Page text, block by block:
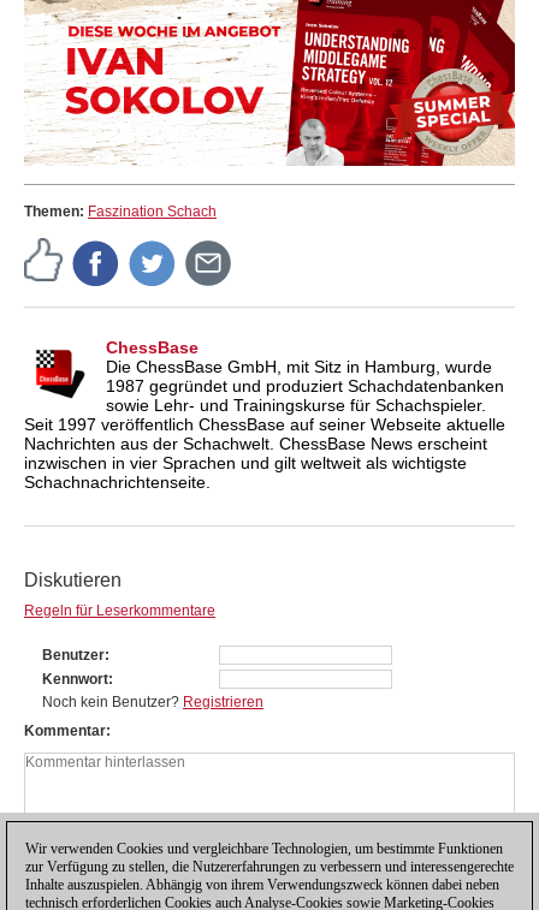
Themen: Faszination Schach
ChessBase
Die ChessBase GmbH, mit Sitz in Hamburg, wurde
1987 gegründet und produziert Schachdatenbanken
sowie Lehr- und Trainingskurse für Schachspieler.
Seit 1997 veröffentlich ChessBase auf seiner Webseite aktuelle
Nachrichten aus der Schachwelt. ChessBase News erscheint
inzwischen in vier Sprachen und gilt weltweit als wichtigste
Schachnachrichtenseite.
Diskutieren
Regeln für Leserkommentare
Benutzer
Kennwort
Noch kein Benutzer? Registrieren
Kommentar
Wir verwenden Cookies und vergleichbare Technologien, um bestimmte Funktionen
zur Verfügung zu stellen, die Nutzererfahrungen zu verbessern und interessengerechte
Inhalte auszuspielen. Abhängig von ihrem Verwendungszweck können dabei neben
technisch erforderlichen Cookies auch Analyse-Cookies sowie Marketing-Cookies